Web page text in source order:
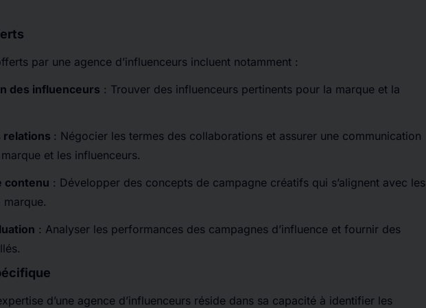
par une agence d’influenceurs incluent notamment :
des influenceurs : Trouver des influenceurs pertinents pour la marque et la
relations : Négocier les termes des collaborations et assurer une communication
et les influenceurs.
contenu : Développer des concepts de campagne créatifs qui s’alignent avec les
: Analyser les performances des campagnes d’influence et fournir des
d’une agence d’influenceurs réside dans sa capacité à identifier les